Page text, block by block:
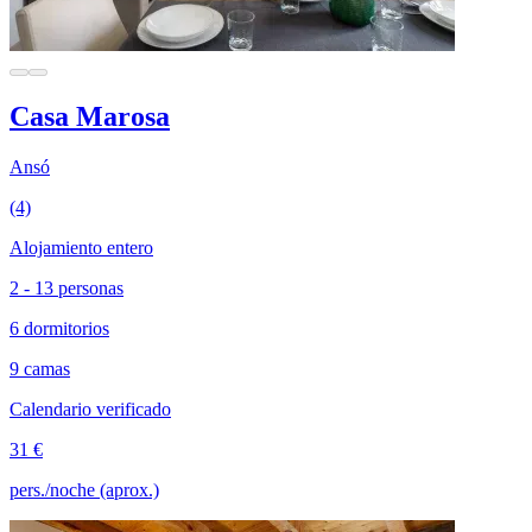
Casa Marosa
Ansó
(4)
Alojamiento entero
2 - 13 personas
6 dormitorios
9 camas
Calendario verificado
31 €
pers./noche (aprox.)